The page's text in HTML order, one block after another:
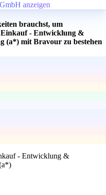
anzeigen
brauchst, um
- Entwicklung &
(a*) mit Bravour zu bestehen
- Entwicklung &